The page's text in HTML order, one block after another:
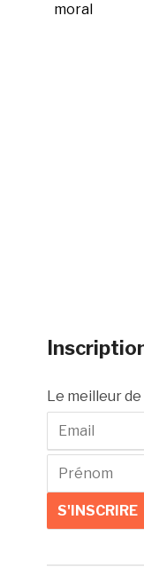
moral
Le meilleur